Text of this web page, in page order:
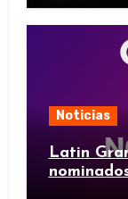
Noticias
Latin